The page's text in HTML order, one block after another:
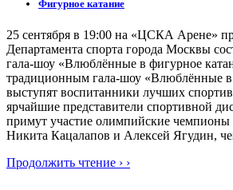
Фигурное катание
25 сентября в 19:00 на «ЦСКА Арене»
Департамента спорта города Москвы
гала-шоу «Влюблённые в фигурное
традиционным гала-шоу «Влюблённые в
выступят воспитанники лучших
ярчайшие представители спортивной
примут участие олимпийские чемпионы
Никита Кацалапов и Алексей Ягудин,
Продолжить чтение › ›